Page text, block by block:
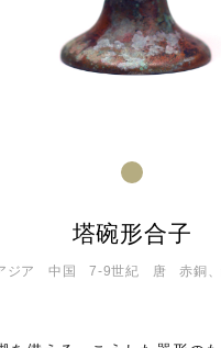
塔碗形合子
ジア 中国 7‐9世紀 唐 赤銅